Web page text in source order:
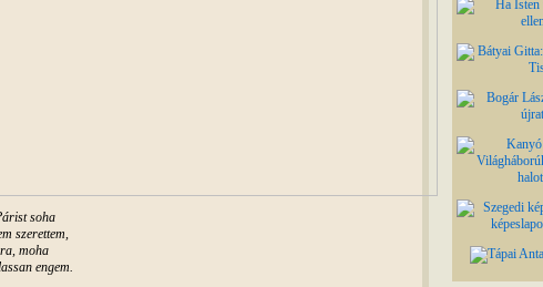
soha
szerettem,
moha
engem.